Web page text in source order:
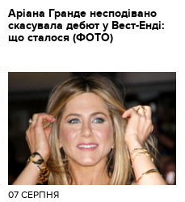
Аріана Гранде несподівано
скасувала дебют у Вест-Енді:
що сталося (ФОТО)
07 СЕРПНЯ